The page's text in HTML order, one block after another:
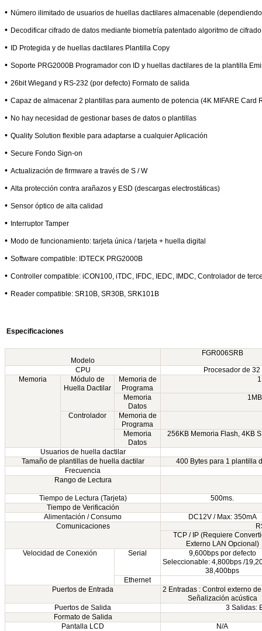
• Número ilimitado de usuarios de huellas dactilares almacenable
• Decodificar cifrado de datos mediante biometría patentado algoritmo de
• ID Protegida y de huellas dactilares Plantilla Copy
• Soporte PRG2000B Programador con ID y huellas dactilares de la plantilla
• 26bit Wiegand y RS-232 (por defecto) Formato de salida
• Capaz de almacenar 2 plantillas para aumento de potencia (4K MIFARE Card
• No hay necesidad de gestionar bases de datos o plantillas
• Quality Solution flexible para adaptarse a cualquier Aplicación
• Secure Fondo Sign-on
• Actualización de firmware a través de S / W
• Alta protección contra arañazos y ESD (descargas electrostáticas)
• Sensor óptico de alta calidad
• Interruptor Tamper
• Modo de funcionamiento: tarjeta única / tarjeta + huella digital
• Software compatible: IDTECK PRG2000B
• Controller compatible: iCON100, iTDC, IFDC, IEDC, IMDC, Controlador de
• Reader compatible: SR10B, SR30B, SRK101B
Especificaciones
Modelo
FGR006SRB
CPU
Procesador de
Memoria
Módulo de
Huella Dactilar
Memoria de
Programa
Memoria
Datos
Controlador
Memoria de
Programa
Memoria
Datos
256KB Memoria Flash, 4KB
Usuarios de huella dactilar
Tamaño de plantillas de huella dactilar
400 Bytes para 1 plantilla
Frecuencia
Rango de Lectura
Tiempo de Lectura (Tarjeta)
500ms.
Tiempo de Verificación
Alimentación / Consumo
DC12V / Max: 350mA
Comunicaciones
TCP / IP (Requiere
Externo LAN Opcional)
Velocidad de Conexión
Serial
9,600bps por defecto
Seleccionable: 4,800bps /
38,400bps
Ethernet
Puertos de Entrada
2 Entradas : Control externo
Señalización acústica
Puertos de Salida
3 Salidas:
Formato de Salida
Pantalla LCD
N/A